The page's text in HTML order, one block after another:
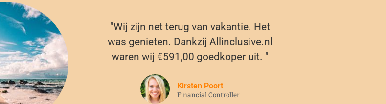
"Wij zijn net terug van vakantie. Het
was genieten. Dankzij Allinclusive.nl
waren wij €591,00 goedkoper uit. "
Kirsten Poort
Financial Controller